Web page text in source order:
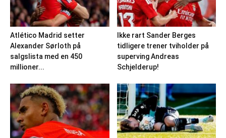
Atlético Madrid setter
Alexander Sørloth på
salgslista med en 450
millioner...
Ikke rart Sander Berges
tidligere trener tviholder på
superving Andreas
Schjelderup!